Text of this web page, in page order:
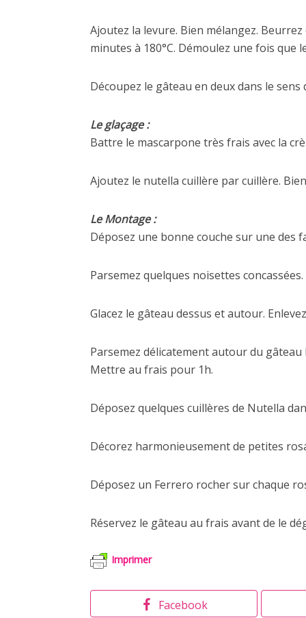
Ajoutez la levure. Bien mélangez.
minutes à 180°C. Démoulez une fois que
Découpez le gâteau en deux dans le sens
Le glaçage :
Battre le mascarpone très frais avec la
Ajoutez le nutella cuillère par cuillère.
Le Montage :
Déposez une bonne couche sur une des
Parsemez quelques noisettes
Glacez le gâteau dessus et autour.
Parsemez délicatement autour du gâteau
Mettre au frais pour 1h.
Déposez quelques cuillères de Nutella
Décorez harmonieusement de petites
Déposez un Ferrero rocher sur chaque
Réservez le gâteau au frais avant de le
Imprimer
Facebook